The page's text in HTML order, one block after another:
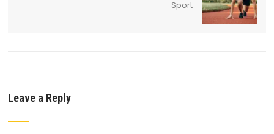
Sport
Leave a Reply